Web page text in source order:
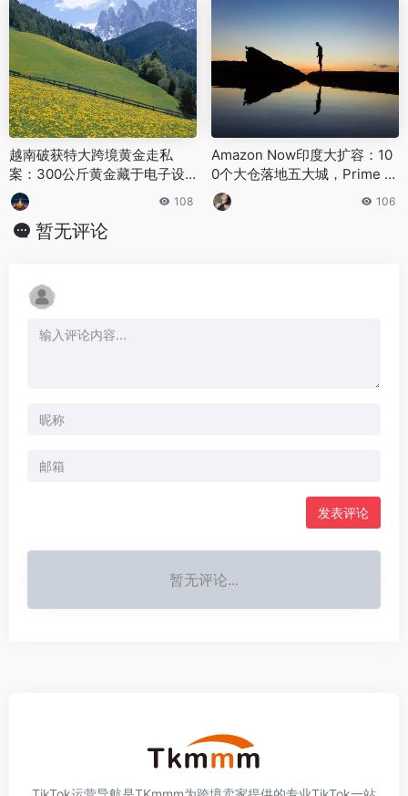
越南破获特大跨境黄金走私
案：300公斤黄金藏于电子设
备
108
Amazon Now印度大扩容：10
0个大仓落地五大城，Prime D
ay前分钟级配送网络全面升级106
暂无评论
发表评论
暂无评论...